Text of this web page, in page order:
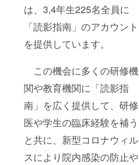
は、3,4年生225名全員に
「読影指南」のアカウント
を提供しています。
この機会に多くの研修機
関や教育機関に「読影指
南」を広く提供して、研修
医や学生の臨床経験を補う
と共に、新型コロナウィル
スにより院内感染の防止や